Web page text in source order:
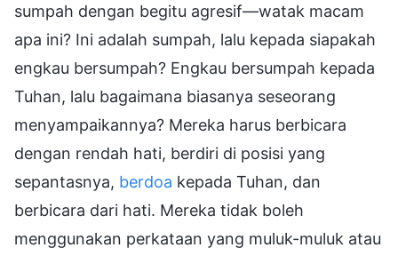
sumpah dengan begitu agresif—watak macam
apa ini? Ini adalah sumpah, lalu kepada siapakah
engkau bersumpah? Engkau bersumpah kepada
Tuhan, lalu bagaimana biasanya seseorang
menyampaikannya? Mereka harus berbicara
dengan rendah hati, berdiri di posisi yang
sepantasnya, berdoa kepada Tuhan, dan
berbicara dari hati. Mereka tidak boleh
menggunakan perkataan yang muluk-muluk atau